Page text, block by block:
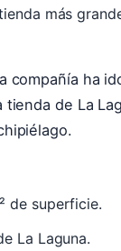
más
compañía ha
de La
de superficie.
La Laguna.